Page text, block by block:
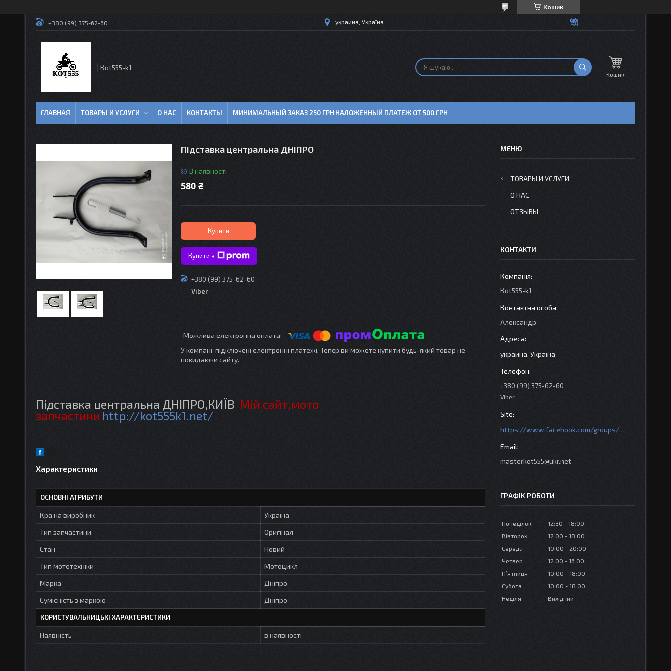
Кошик
+380 (99) 375-62-60 украина, Україна
Кot555-k1
Кошик
ГЛАВНАЯ ТОВАРЫ И УСЛУГИ О НАС КОНТАКТЫ МИНИМАЛЬНЫЙ ЗАКАЗ 250 ГРН НАЛОЖЕННЫЙ ПЛАТЕЖ ОТ 500 ГРН
Підставка центральна ДНІПРО
В наявності
580 ₴
Купити
Купити з
+380 (99) 375-62-60
Viber
У компанії підключені електронні платежі. Тепер ви можете купити будь-який товар не
покидаючи сайту.
Підставка центральна ДНІПРО,КИЇВ Мій сайт,мото
запчастиниhttp://kot555k1.net/
Характеристики
ОСНОВНІ АТРИБУТИ
Країна виробник
Україна
Тип запчастини
Оригінал
Стан
Новий
Тип мототехніки
Мотоцикл
Марка
Дніпро
Сумісність з маркою
Дніпро
КОРИСТУВАЛЬНИЦЬКІ ХАРАКТЕРИСТИКИ
Наявність в наявності
ТОВАРЫ И УСЛУГИ
О НАС
ОТЗЫВЫ
КОНТАКТИ
Кot555-k1
Александр
украина, Україна
+380 (99) 375-62-60
Viber
https://www.facebook.com/groups/httpsmotoshara.net
masterkot555@ukr.net
ГРАФІК РОБОТИ
Понеділок 12:30
18:00
Вівторок
12:00
18:00
Середа
10:00
20:00
Четвер
12:00
16:00
Пʼятниця
10:00
18:00
Субота
10:00
18:00
Неділя
Вихідний